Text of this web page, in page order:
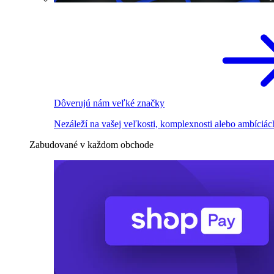
Dôverujú nám veľké značky
Nezáleží na vašej veľkosti, komplexnosti alebo
Zabudované v každom obchode